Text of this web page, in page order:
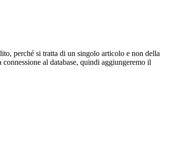
perché si tratta di un singolo articolo e non della
al database, quindi aggiungeremo il